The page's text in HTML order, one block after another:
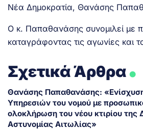
Νέα Δημοκρατία, Θανάσης
Ο κ. Παπαθανάσης συνομιλεί με
καταγράφοντας τις αγωνίες και
Σχετικά Άρθρα.
Θανάσης Παπαθανάσης:
Υπηρεσιών του νομού με
ολοκλήρωση του νέου κτιρίου της
Αστυνομίας Αιτωλίας»